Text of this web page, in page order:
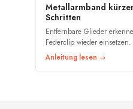
Metallarmband
Schritten
Entfernbare Glieder
Federclip wieder
Anleitung lesen →